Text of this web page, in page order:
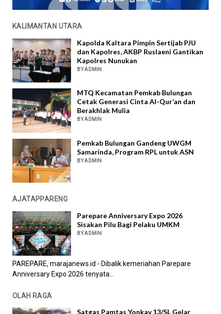
KALIMANTAN UTARA
Kapolda Kaltara Pimpin Sertijab PJU
dan Kapolres, AKBP Ruslaeni Gantikan
Kapolres Nunukan
BY ADMIN
MTQ Kecamatan Pemkab Bulungan
Cetak Generasi Cinta Al-Qur’an dan
Berakhlak Mulia
BY ADMIN
Pemkab Bulungan Gandeng UWGM
Samarinda, Program RPL untuk ASN
BY ADMIN
AJATAPPARENG
Parepare Anniversary Expo 2026
Sisakan Pilu Bagi Pelaku UMKM
BY ADMIN
PAREPARE, marajanews.id - Dibalik kemeriahan Parepare
Anniversary Expo 2026 tenyata...
OLAH RAGA
Satgas Pamtas Yonkav 13/SL Gelar